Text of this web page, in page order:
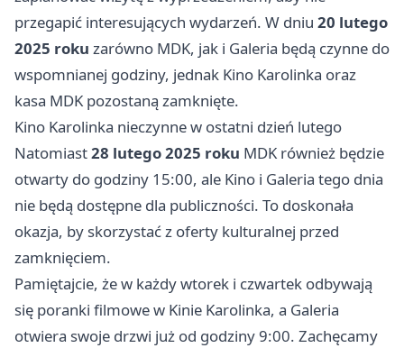
przegapić interesujących wydarzeń. W dniu 20 lutego
2025 roku zarówno MDK, jak i Galeria będą czynne do
wspomnianej godziny, jednak Kino Karolinka oraz
kasa MDK pozostaną zamknięte.
Kino Karolinka nieczynne w ostatni dzień lutego
Natomiast28 lutego 2025 roku MDK również będzie
otwarty do godziny 15:00, ale Kino i Galeria tego dnia
nie będą dostępne dla publiczności. To doskonała
okazja, by skorzystać z oferty kulturalnej przed
zamknięciem.
Pamiętajcie, że w każdy wtorek i czwartek odbywają
się poranki filmowe w Kinie Karolinka, a Galeria
otwiera swoje drzwi już od godziny 9:00. Zachęcamy